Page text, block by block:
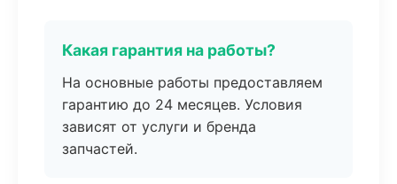
Какая гарантия на работы?
На основные работы предоставляем
гарантию до 24 месяцев. Условия
зависят от услуги и бренда
запчастей.